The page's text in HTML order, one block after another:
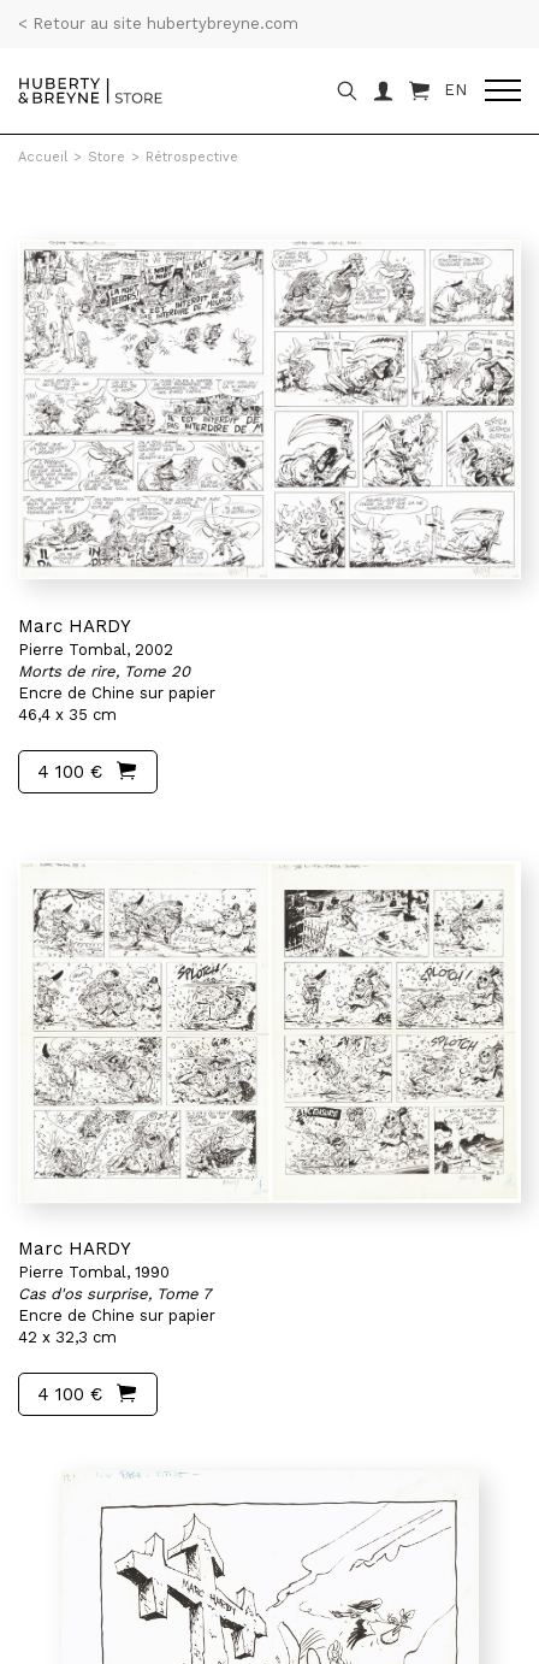
< Retour au site hubertybreyne.com
EN
Accueil > Store > Rétrospective
Marc HARDY
Pierre Tombal, 2002
Morts de rire, Tome 20
Encre de Chine sur papier
46,4 x 35 cm
4 100 €
Marc HARDY
Pierre Tombal, 1990
Cas d'os surprise, Tome 7
Encre de Chine sur papier
42 x 32,3 cm
4 100 €